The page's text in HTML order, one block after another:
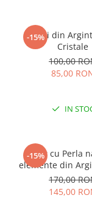
-15%
Cercei din
Cristale
100,00
85,00
IN
-15%
Colier cu Perla
elemente din
margele Miyuki,
170,00
145,00